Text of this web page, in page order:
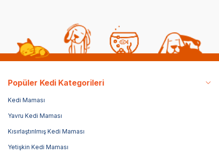
Popüler Kedi Kategorileri
Kedi Maması
Yavru Kedi Maması
Kısırlaştırılmış Kedi Maması
Yetişkin Kedi Maması